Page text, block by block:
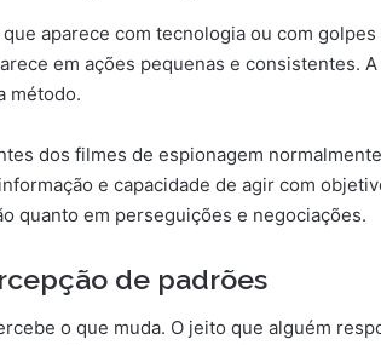
aparece com tecnologia ou com
em ações pequenas e consistentes.
método.
dos filmes de espionagem
e capacidade de agir com
quanto em perseguições e negociações.
de padrões
o que muda. O jeito que alguém